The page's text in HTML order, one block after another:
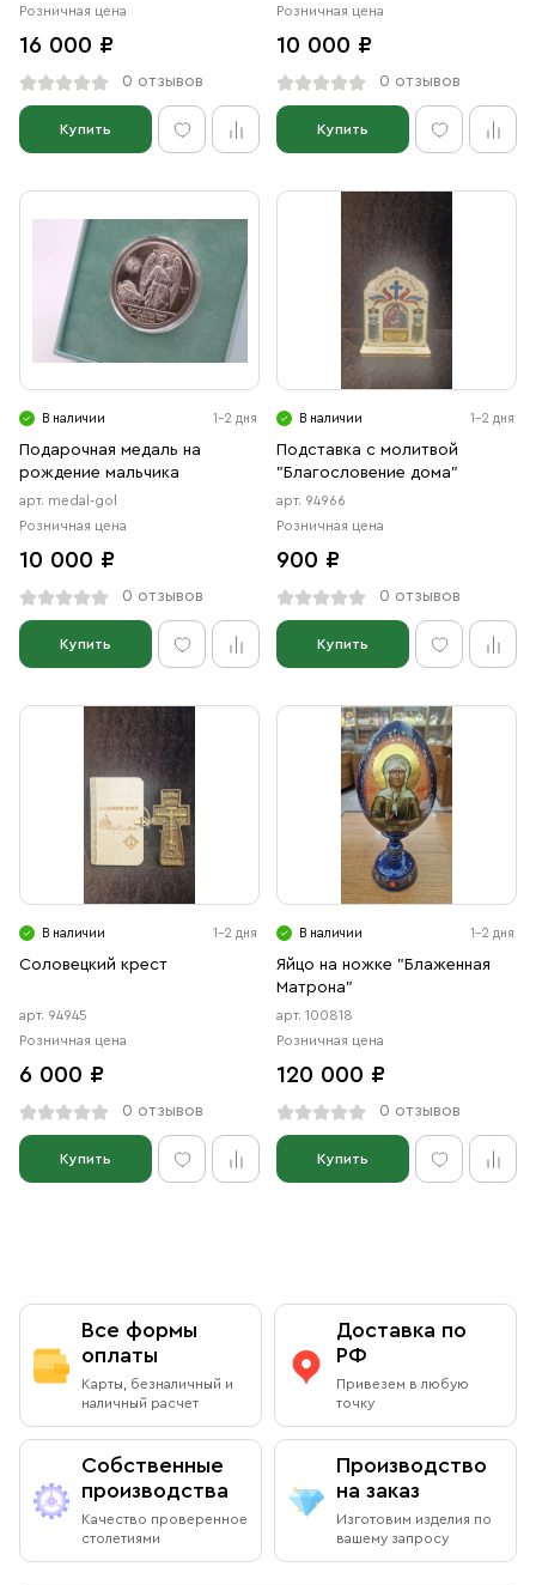
Розничная цена
16 000 ₽
0 отзывов
Купить
Розничная цена
10 000 ₽
0 отзывов
Купить
В наличии 1-2 дня
Подарочная медаль на
рождение мальчика
арт. medal-gol
Розничная цена
10 000 ₽
0 отзывов
Купить
В наличии 1-2 дня
Подставка с молитвой
"Благословение дома"
арт. 94966
Розничная цена
900 ₽
0 отзывов
Купить
В наличии 1-2 дня
Соловецкий крест
арт. 94945
Розничная цена
6 000 ₽
0 отзывов
Купить
В наличии 1-2 дня
Яйцо на ножке "Блаженная
Матрона"
арт. 100818
Розничная цена
120 000 ₽
0 отзывов
Купить
Все формы
оплаты
Карты, безналичный и
наличный расчет
Доставка по
РФ
Привезем в любую
точку
Собственные
производства
Качество проверенное
столетиями
Производство
на заказ
Изготовим изделия по
вашему запросу